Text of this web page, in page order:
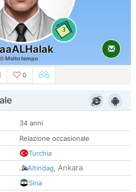
3
Molto tempo
0
34 anni
Relazione occasionale
Turchia
Altindag, Ankara
Siria